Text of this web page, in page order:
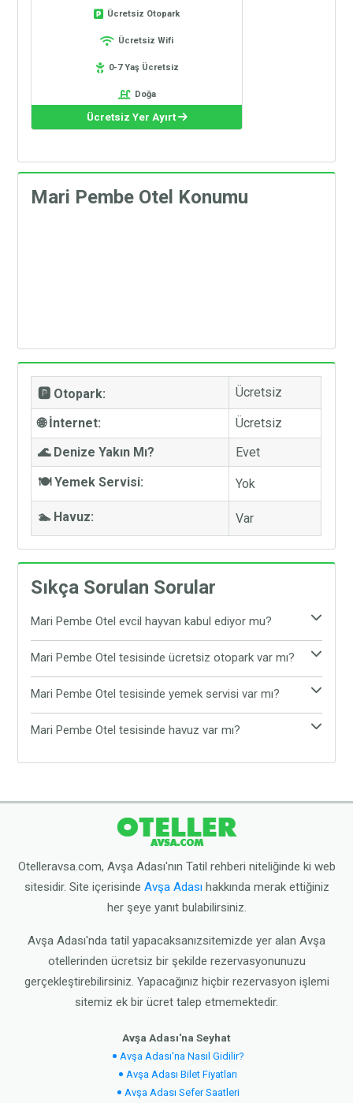
Ücretsiz Otopark
Ücretsiz Wifi
0-7 Yaş Ücretsiz
Doğa
Ücretsiz Yer Ayırt
Mari Pembe Otel Konumu
🅿️ Otopark: Ücretsiz
🌐 İnternet:
Ücretsiz
🌊 Denize Yakın Mı?
Evet
🍽️ Yemek Servisi:
Yok
🏊 Havuz: Var
Sıkça Sorulan Sorular
Mari Pembe Otel evcil hayvan kabul ediyor mu?
Evet, Mari Pembe Otel evcil hayvan kabul etmektedir.
Tesiste evcil hayvanınız ile rahat ve konforlu bir
Mari Pembe Otel tesisinde ücretsiz otopark var mı?
Evet, Mari Pembe Otel tesisinde ücretsiz otopark
bulunmaktadır. Araç ile gelen tatilciler, araçlarını
Mari Pembe Otel tesisinde yemek servisi var mı?
Mari Pembe Otel tesisinde yemek servisi
bulunmamaktadır. Tesis çevresinde yer alan Avşa
Mari Pembe Otel tesisinde havuz var mı?
Otelleravsa.com, Avşa Adası'nın Tatil rehberi niteliğinde ki web
sitesidir. Site içerisinde Avşa Adasıhakkında merak ettiğiniz
her şeye yanıt bulabilirsiniz.
Avşa Adası'nda tatil yapacaksanızsitemizde yer alan Avşa
otellerinden ücretsiz bir şekilde rezervasyonunuzu
gerçekleştirebilirsiniz. Yapacağınız hiçbir rezervasyon işlemi
sitemiz ek bir ücret talep etmemektedir.
Avşa Adası'na Seyhat
Avşa Adası'na Nasıl Gidilir?
Avşa Adası Bilet Fiyatları
Avşa Adası Sefer Saatleri